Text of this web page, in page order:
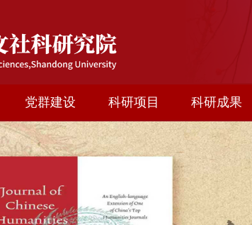
党群建设 科研项目 科研成果